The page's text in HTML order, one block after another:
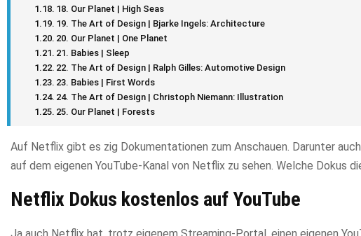
18. Our Planet | High Seas
19. The Art of Design | Bjarke Ingels: Architecture
20. Our Planet | One Planet
21. Babies | Sleep
22. The Art of Design | Ralph Gilles: Automotive Design
23. Babies | First Words
24. The Art of Design | Christoph Niemann: Illustration
25. Our Planet | Forests
Auf Netflix gibt es zig Dokumentationen zum Anschauen. Darunter
auf dem eigenen YouTube-Kanal von Netflix zu sehen. Welche Dokus
Netflix Dokus kostenlos auf YouTube